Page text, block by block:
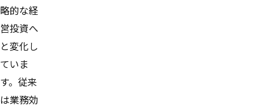
略的な経
営投資へ
と変化し
ていま
す。従来
は業務効